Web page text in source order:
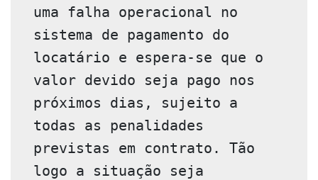
uma falha operacional no
sistema de pagamento do
locatário e espera-se que o
valor devido seja pago nos
próximos dias, sujeito a
todas as penalidades
previstas em contrato. Tão
logo a situação seja